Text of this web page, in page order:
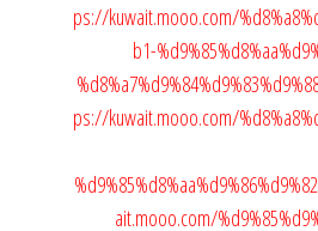
ps://kuwait.mooo.com/
b1-
ps://kuwait.mooo.com/
ait.mooo.com/